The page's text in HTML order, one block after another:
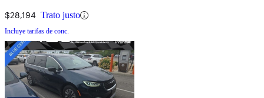
$28,194 Trato justo
Incluye tarifas de conc.